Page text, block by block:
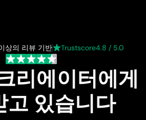
상의 리뷰 기반 Trustscore4.8 / 5.0
리에이터에게
고 있습니다